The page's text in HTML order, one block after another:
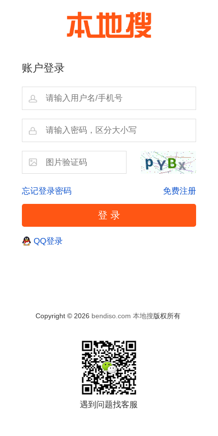
账户登录
忘记登录密码 免费注册
QQ登录
Copyright © 2026 bendiso.com 本地搜版权所有
遇到问题找客服